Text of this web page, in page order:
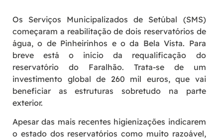
Os Serviços Municipalizados de Setúbal (SMS)
começaram a reabilitação de dois reservatórios de
água, o de Pinheirinhos e o da Bela Vista. Para
breve está o início da requalificação do
reservatório do Faralhão. Trata-se de um
investimento global de 260 mil euros, que vai
beneficiar as estruturas sobretudo na parte
exterior.
Apesar das mais recentes higienizações indicarem
o estado dos reservatórios como muito razoável,